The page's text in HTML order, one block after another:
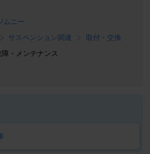
ムニー
サスペンション関連
取付・交換
・メンテナンス